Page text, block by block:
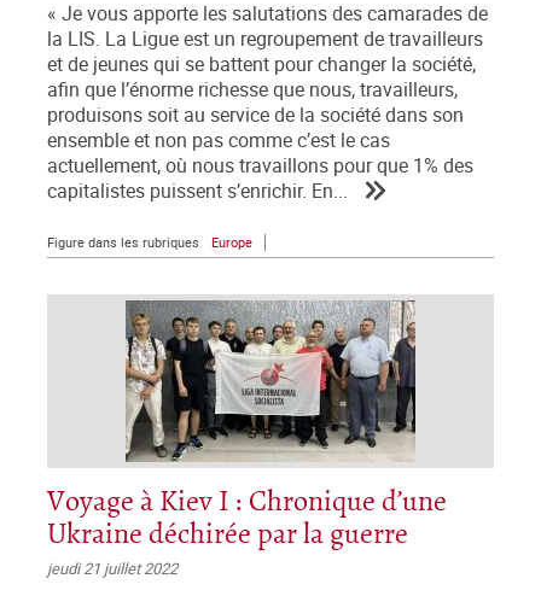
« Je vous apporte les salutations des camarades de
la LIS. La Ligue est un regroupement de travailleurs
et de jeunes qui se battent pour changer la société,
afin que l’énorme richesse que nous, travailleurs,
produisons soit au service de la société dans son
ensemble et non pas comme c’est le cas
actuellement, où nous travaillons pour que 1% des
capitalistes puissent s’enrichir. En...
Figure dans les rubriques Europe
Voyage à Kiev I : Chronique d’une
Ukraine déchirée par la guerre
jeudi 21 juillet 2022